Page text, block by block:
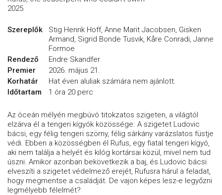
2025
Szereplők
Stig Henrik Hoff, Anne Marit Jacobsen, Gisken
Armand, Sigrid Bonde Tusvik, Kåre Conradi, Janne
Formoe
Rendező
Endre Skandfer
Premier
2026. május 21.
Korhatár
Hat éven aluliak számára nem ajánlott.
Időtartam
1 óra 20 perc
Az óceán mélyén megbúvó titokzatos szigeten, a világtól
elzárva él a tengeri kígyók közössége. A szigetet Ludovic
bácsi, egy félig tengeri szörny, félig sárkány varázslatos füstje
védi. Ebben a közösségben él Rufus, egy fiatal tengeri kígyó,
aki nem találja a helyét és kilóg kortársai közül, mivel nem tud
úszni. Amikor azonban bekövetkezik a baj, és Ludovic bácsi
elveszíti a szigetet védelmező erejét, Rufusra hárul a feladat,
hogy megmentse a családját. De vajon képes lesz-e legyőzni
legmélyebb félelmét?